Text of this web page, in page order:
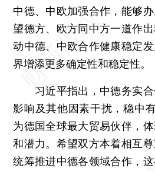
中德、中欧加强合作，能够
望德方、欧方同中方一道作
动中德、中欧合作健康稳定
界增添更多确定性和稳定性。
习近平指出，中德务实合
影响及其他因素干扰，稳中
为德国全球最大贸易伙伴，
和潜力。希望双方本着相互
统筹推进中德各领域合作，